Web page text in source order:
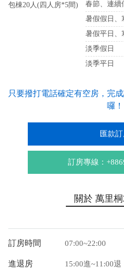
包棟20人(四人房*5間) 春節、連續
暑假假日、
暑假平日、
淡季假日
淡季平日
只要撥打電話確定有空房，完
囉！
匯款
訂房專線：
關於 萬里
訂房時間 07:00~22:00
進退房 15:00進~11:00退